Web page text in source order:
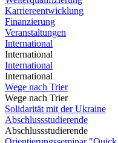
Karriereentwicklung
Finanzierung
Veranstaltungen
International
International
International
International
Wege nach Trier
Wege nach Trier
Solidarität mit der Ukraine
Abschlussstudierende
Abschlussstudierende